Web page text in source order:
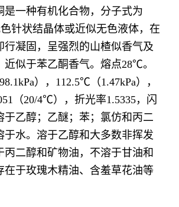
是一种有机化合物，分子式为
针状结晶体或近似无色液体，在
行凝固，呈强烈的山楂似香气及
近似于苯乙酮香气。熔点28℃。
），112.5℃（1.47kPa），
（20/4℃），折光率1.5335，闪
乙醇；乙醚；苯；氯仿和丙二
于水。溶于乙醇和大多数非挥发
丙二醇和矿物油，不溶于甘油和
在于玫瑰木精油、含羞草花油等